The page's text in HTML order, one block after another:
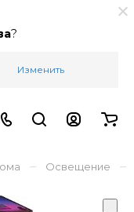
?
Изменить
– Освещение –